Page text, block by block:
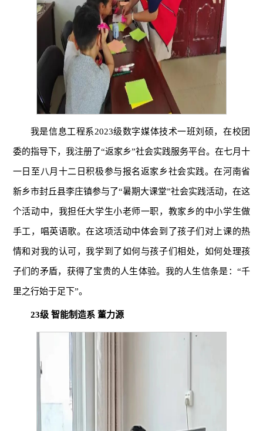
我是信息工程系2023级数字媒体技术一班刘硕，在校团
委的指导下，我注册了“返家乡”社会实践服务平台。在七月十
一日至八月十二日积极参与报名返家乡社会实践。在河南省
新乡市封丘县李庄镇参与了“暑期大课堂”社会实践活动，在这
个活动中，我担任大学生小老师一职，教家乡的中小学生做
手工，唱英语歌。在这项活动中体会到了孩子们对上课的热
情和对我的认可，我学到了如何与孩子们相处，如何处理孩
子们的矛盾，获得了宝贵的人生体验。我的人生信条是：“千
里之行始于足下”。
23级 智能制造系 董力源